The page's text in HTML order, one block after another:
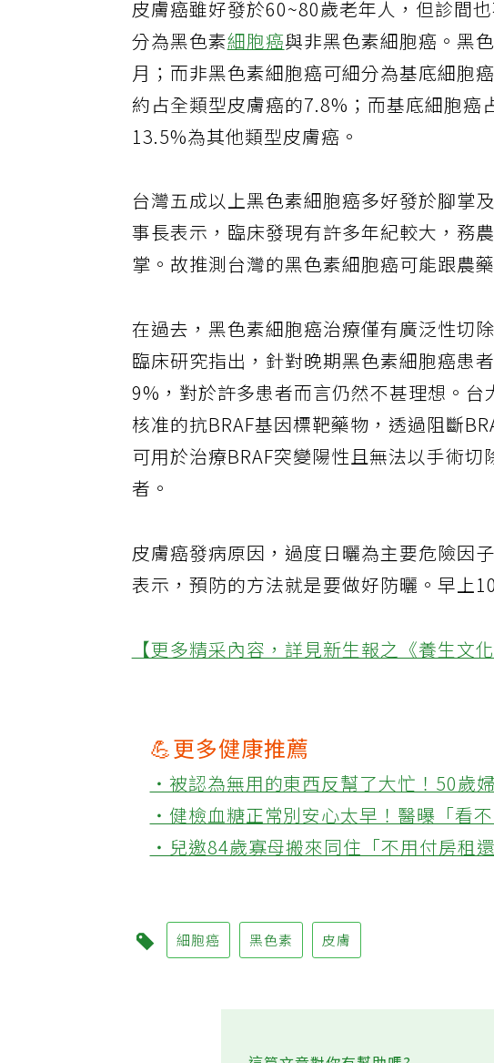
皮膚癌雖好發於60~80歲老年人，但診間
分為黑色素細胞癌與非黑色素細胞癌。黑
月；而非黑色素細胞癌可細分為基底細胞
約占全類型皮膚癌的7.8%；而基底細胞癌
13.5%為其他類型皮膚癌。
台灣五成以上黑色素細胞癌多好發於腳掌
事長表示，臨床發現有許多年紀較大，務
掌。故推測台灣的黑色素細胞癌可能跟農
在過去，黑色素細胞癌治療僅有廣泛性切
臨床研究指出，針對晚期黑色素細胞癌患
9%，對於許多患者而言仍然不甚理想。
核准的抗BRAF基因標靶藥物，透過阻斷
可用於治療BRAF突變陽性且無法以手術
者。
皮膚癌發病原因，過度日曬為主要危險因
表示，預防的方法就是要做好防曬。早上
【更多精采內容，詳見新生報之《養生文
💪更多健康推薦
‧被認為無用的東西反幫了大忙！50歲
‧健檢血糖正常別安心太早！醫曝「看
‧兒邀84歲寡母搬來同住「不用付房租
細胞癌 黑色素 皮膚